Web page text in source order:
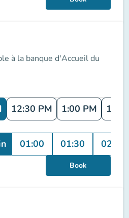
à la banque d'Accueil du
12:30 PM 1:00 PM 1:30
01:00 01:30 02:00
Book